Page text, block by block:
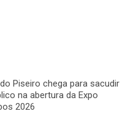
Piseiro chega para sacudir
na abertura da Expo
2026